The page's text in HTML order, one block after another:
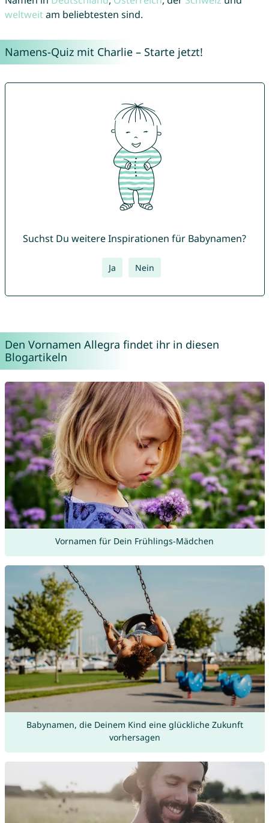
weltweitam beliebtesten sind.
Namens-Quiz mit Charlie – Starte jetzt!
Suchst Du weitere Inspirationen für Babynamen?
Ja Nein
Den Vornamen Allegra findet ihr in diesen
Blogartikeln
Vornamen für Dein Frühlings-Mädchen
Babynamen, die Deinem Kind eine glückliche Zukunft
vorhersagen